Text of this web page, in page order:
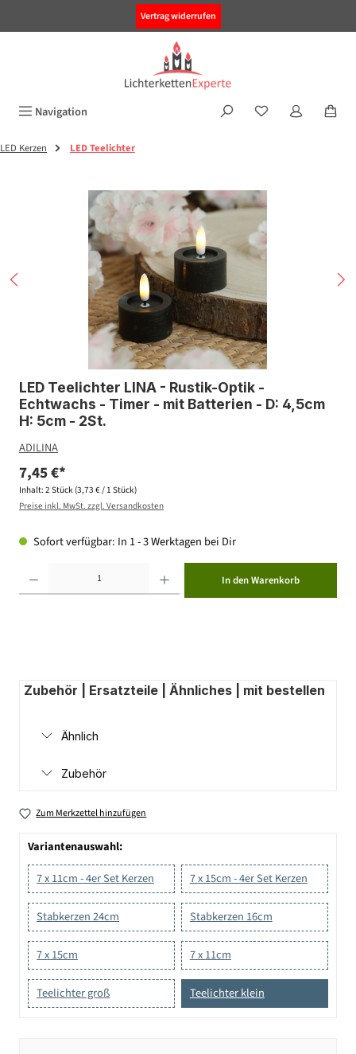
Vertrag widerrufen
Navigation
LED Kerzen LED Teelichter
Bildergalerie überspringen
LED Teelichter LINA - Rustik-Optik -
Echtwachs - Timer - mit Batterien - D: 4,5cm
H: 5cm - 2St.
ADILINA
7,45 €*
Inhalt: 2 Stück (3,73 € / 1 Stück)
Preise inkl. MwSt. zzgl. Versandkosten
Sofort verfügbar: In 1 - 3 Werktagen bei Dir
In den Warenkorb
Zubehör | Ersatzteile | Ähnliches | mit bestellen
Ähnlich
Zubehör
Zum Merkzettel hinzufügen
Variantenauswahl:
7 x 11cm - 4er Set Kerzen
7 x 15cm - 4er Set Kerzen
Stabkerzen 24cm Stabkerzen 16cm
7 x 15cm 7 x 11cm
Teelichter groß Teelichter klein